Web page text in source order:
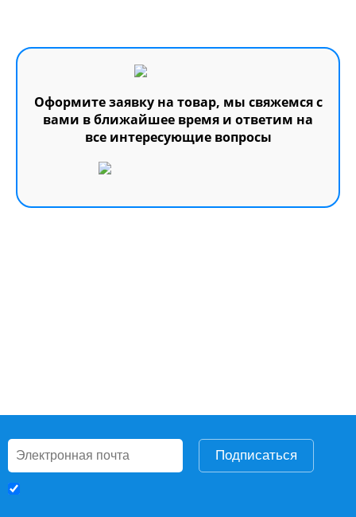
Оформите заявку на товар, мы свяжемся с
вами в ближайшее время и ответим на
все интересующие вопросы
Подписаться